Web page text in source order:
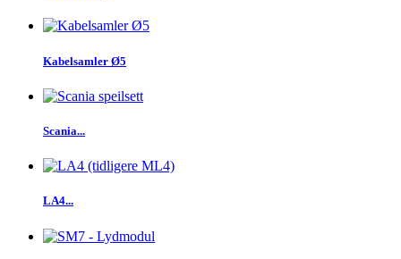
Kabelsamler Ø5
Scania...
LA4...